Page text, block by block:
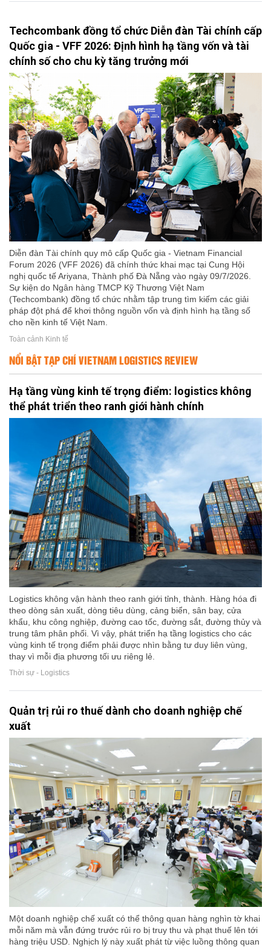
Techcombank đồng tổ chức Diễn đàn Tài chính cấp
Quốc gia - VFF 2026: Định hình hạ tầng vốn và tài
chính số cho chu kỳ tăng trưởng mới
Diễn đàn Tài chính quy mô cấp Quốc gia - Vietnam Financial
Forum 2026 (VFF 2026) đã chính thức khai mạc tại Cung Hội
nghị quốc tế Ariyana, Thành phố Đà Nẵng vào ngày 09/7/2026.
Sự kiện do Ngân hàng TMCP Kỹ Thương Việt Nam
(Techcombank) đồng tổ chức nhằm tập trung tìm kiếm các giải
pháp đột phá để khơi thông nguồn vốn và định hình hạ tầng số
cho nền kinh tế Việt Nam.
Toàn cảnh Kinh tế
NỔI BẬT TẠP CHÍ VIETNAM LOGISTICS REVIEW
Hạ tầng vùng kinh tế trọng điểm: logistics không
thể phát triển theo ranh giới hành chính
Logistics không vận hành theo ranh giới tỉnh, thành. Hàng hóa đi
theo dòng sản xuất, dòng tiêu dùng, cảng biển, sân bay, cửa
khẩu, khu công nghiệp, đường cao tốc, đường sắt, đường thủy và
trung tâm phân phối. Vì vậy, phát triển hạ tầng logistics cho các
vùng kinh tế trọng điểm phải được nhìn bằng tư duy liên vùng,
thay vì mỗi địa phương tối ưu riêng lẻ.
Thời sự - Logistics
Quản trị rủi ro thuế dành cho doanh nghiệp chế
xuất
Một doanh nghiệp chế xuất có thể thông quan hàng nghìn tờ khai
mỗi năm mà vẫn đứng trước rủi ro bị truy thu và phạt thuế lên tới
hàng triệu USD. Nghịch lý này xuất phát từ việc luồng thông quan